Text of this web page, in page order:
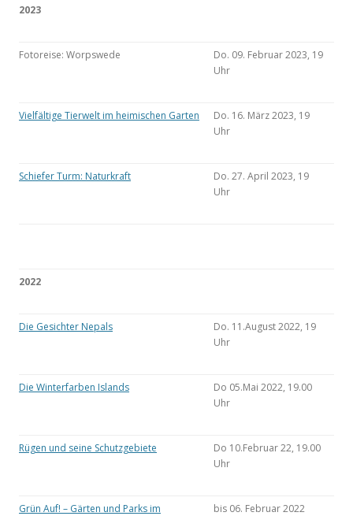
2023
Fotoreise: Worpswede
Do. 09. Februar 2023, 19
Uhr
Vielfältige Tierwelt im heimischen Garten
Do. 16. März 2023, 19
Uhr
Schiefer Turm: Naturkraft
Do. 27. April 2023, 19
Uhr
2022
Die Gesichter Nepals
Do. 11.August 2022, 19
Uhr
Die Winterfarben Islands
Do 05.Mai 2022, 19.00
Uhr
Rügen und seine Schutzgebiete
Do 10.Februar 22, 19.00
Uhr
Grün Auf! – Gärten und Parks im
bis 06. Februar 2022